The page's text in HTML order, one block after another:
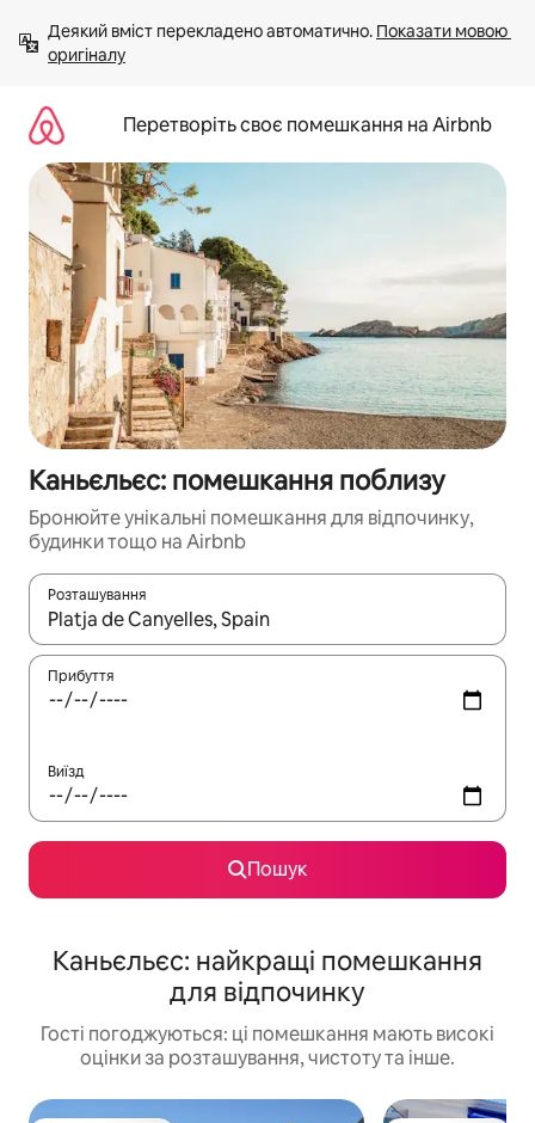
вмісту
Деякий вміст перекладено автоматично. Показати мовою
оригіналу
Перетворіть своє помешкання на Airbnb
Каньєльєс: помешкання поблизу
Бронюйте унікальні помешкання для відпочинку,
будинки тощо на Airbnb
Розташування
Отримавши результати пошуку, використовуйте для
Прибуття
Виїзд
Пошук
Каньєльєс: найкращі помешкання
для відпочинку
Гості погоджуються: ці помешкання мають високі
оцінки за розташування, чистоту та інше.